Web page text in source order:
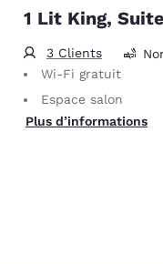
1 Lit King,
3 Clients
Wi-Fi gratuit
Espace salon
Plus d’informations